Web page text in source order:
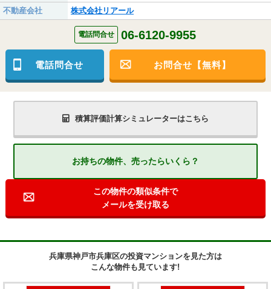
不動産会社 株式会社リアール
電話問合せ 06-6120-9955
電話問合せ お問合せ【無料】
積算評価計算シミュレーターはこちら
お持ちの物件、売ったらいくら？
この物件の類似条件で
メールを受け取る
兵庫県神戸市兵庫区の投資マンションを見た方は
こんな物件も見ています!